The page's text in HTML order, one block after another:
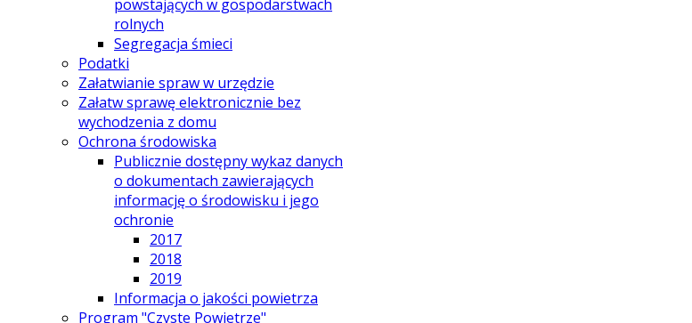
powstających w gospodarstwach
rolnych
Segregacja śmieci
Podatki
Załatwianie spraw w urzędzie
Załatw sprawę elektronicznie bez
wychodzenia z domu
Ochrona środowiska
Publicznie dostępny wykaz danych
o dokumentach zawierających
informację o środowisku i jego
ochronie
2017
2018
2019
Informacja o jakości powietrza
Program "Czyste Powietrze"